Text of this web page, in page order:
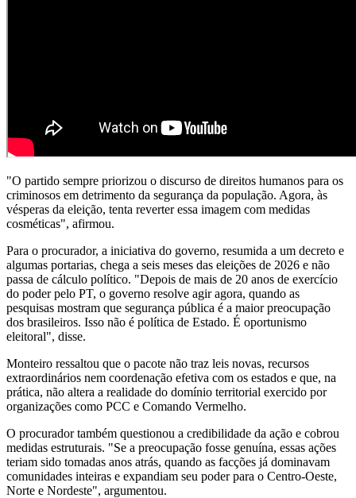
"O partido sempre priorizou o discurso de direitos humanos para os
criminosos em detrimento da segurança da população. Agora, às
vésperas da eleição, tenta reverter essa imagem com medidas
cosméticas", afirmou.
Para o procurador, a iniciativa do governo, resumida a um decreto e
algumas portarias, chega a seis meses das eleições de 2026 e não
passa de cálculo político. "Depois de mais de 20 anos de exercício
do poder pelo PT, o governo resolve agir agora, quando as
pesquisas mostram que segurança pública é a maior preocupação
dos brasileiros. Isso não é política de Estado. É oportunismo
eleitoral", disse.
Monteiro ressaltou que o pacote não traz leis novas, recursos
extraordinários nem coordenação efetiva com os estados e que, na
prática, não altera a realidade do domínio territorial exercido por
organizações como PCC e Comando Vermelho.
O procurador também questionou a credibilidade da ação e cobrou
medidas estruturais. "Se a preocupação fosse genuína, essas ações
teriam sido tomadas anos atrás, quando as facções já dominavam
comunidades inteiras e expandiam seu poder para o Centro-Oeste,
Norte e Nordeste", argumentou.